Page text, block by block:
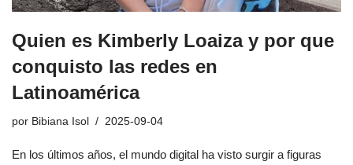
Quien es Kimberly Loaiza y por que
conquisto las redes en
Latinoamérica
por Bibiana Isol 2025-09-04
En los últimos años, el mundo digital ha visto surgir a figuras